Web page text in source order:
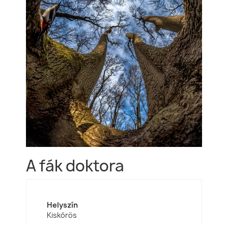
A fák doktora
Helyszín
Kiskőrös